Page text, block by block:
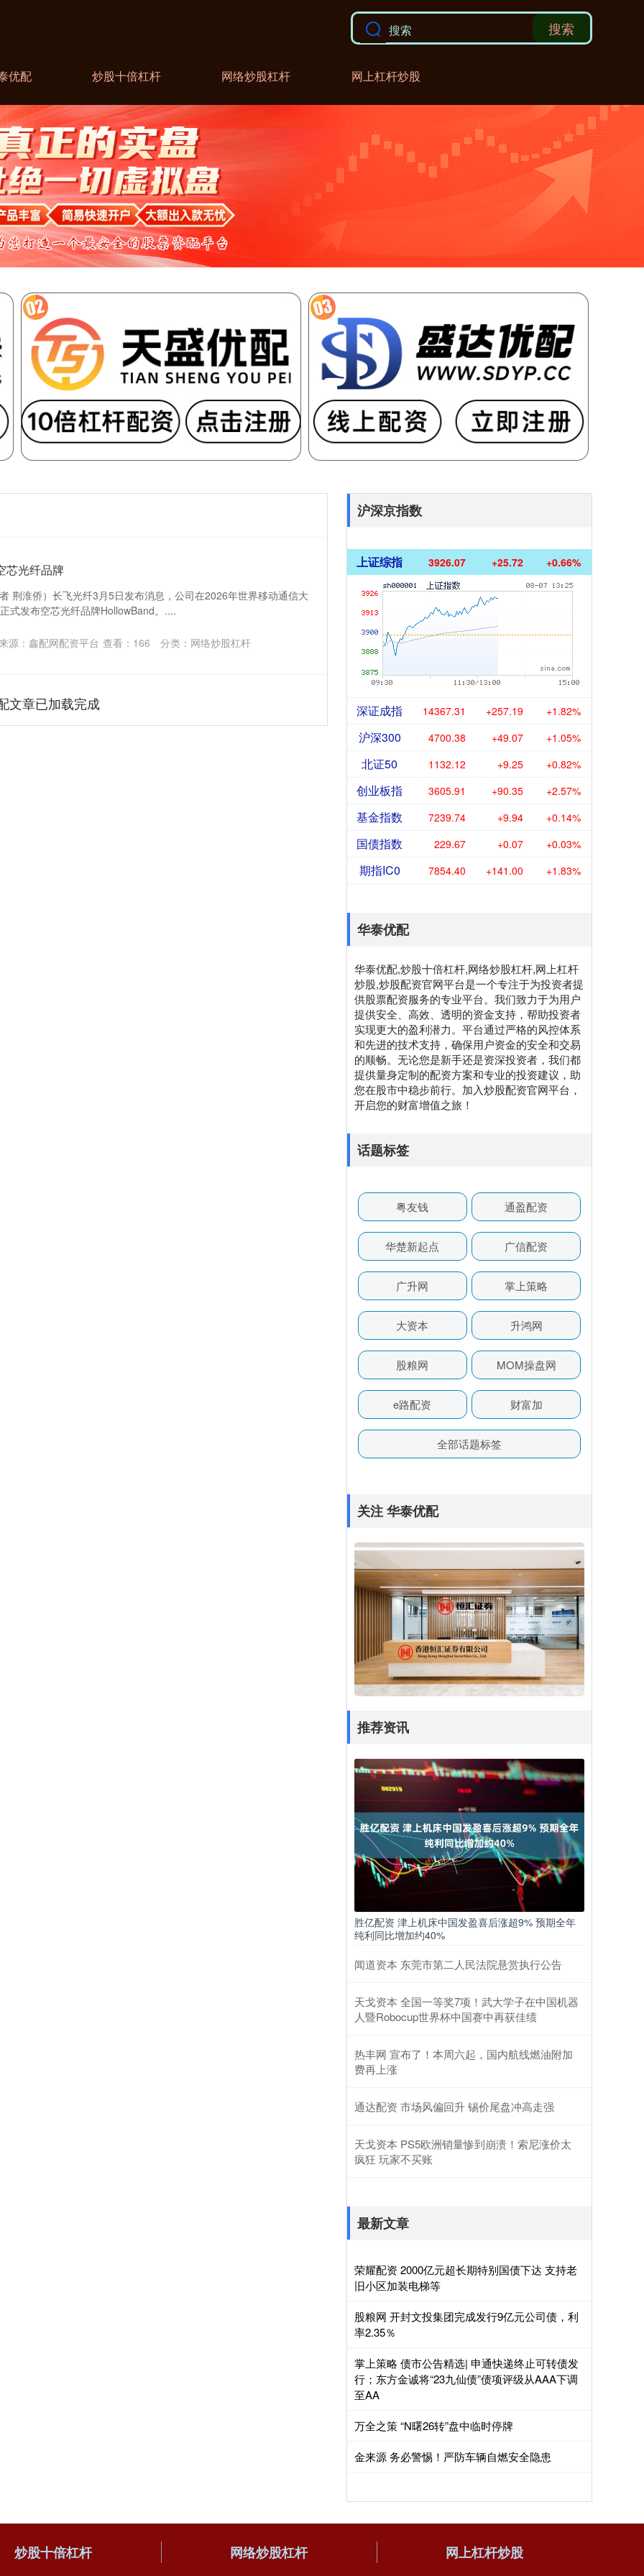
搜索
优配 炒股十倍杠杆 网络炒股杠杆 网上杠杆炒股
芯光纤品牌
荆淮侨）长飞光纤3月5日发布消息，公司在2026年世界移动通信大
式发布空芯光纤品牌HollowBand。....
源：鑫配网配资平台 查看： 166 分类： 网络炒股杠杆
文章已加载完成
沪深京指数
上证综指 3926.07 +25.72 +0.66%
深证成指 14367.31 +257.19 +1.82%
沪深300 4700.38 +49.07 +1.05%
北证50 1132.12 +9.25 +0.82%
创业板指 3605.91 +90.35 +2.57%
基金指数 7239.74 +9.94 +0.14%
国债指数 229.67 +0.07 +0.03%
期指IC0 7854.40 +141.00 +1.83%
华泰优配
华泰优配,炒股十倍杠杆,网络炒股杠杆,网上杠杆
炒股,炒股配资官网平台是一个专注于为投资者提
供股票配资服务的专业平台。我们致力于为用户
提供安全、高效、透明的资金支持，帮助投资者
实现更大的盈利潜力。平台通过严格的风控体系
和先进的技术支持，确保用户资金的安全和交易
的顺畅。无论您是新手还是资深投资者，我们都
提供量身定制的配资方案和专业的投资建议，助
您在股市中稳步前行。加入炒股配资官网平台，
开启您的财富增值之旅！
话题标签
粤友钱 通盈配资
华楚新起点 广信配资
广升网 掌上策略
大资本 升鸿网
股粮网 MOM操盘网
e路配资 财富加
全部话题标签
关注 华泰优配
推荐资讯
胜亿配资 津上机床中国发盈喜后涨超9% 预期全年
纯利同比增加约40%
闻道资本 东莞市第二人民法院悬赏执行公告
天戈资本 全国一等奖7项！武大学子在中国机器
人暨Robocup世界杯中国赛中再获佳绩
热丰网 宣布了！本周六起，国内航线燃油附加
费再上涨
通达配资 市场风偏回升 锡价尾盘冲高走强
天戈资本 PS5欧洲销量惨到崩溃！索尼涨价太
疯狂 玩家不买账
最新文章
荣耀配资 2000亿元超长期特别国债下达 支持老
旧小区加装电梯等
股粮网 开封文投集团完成发行9亿元公司债，利
率2.35％
掌上策略 债市公告精选| 申通快递终止可转债发
行；东方金诚将“23九仙债”债项评级从AAA下调
至AA
万全之策 “N曙26转”盘中临时停牌
金来源 务必警惕！严防车辆自燃安全隐患
炒股十倍杠杆 网络炒股杠杆 网上杠杆炒股